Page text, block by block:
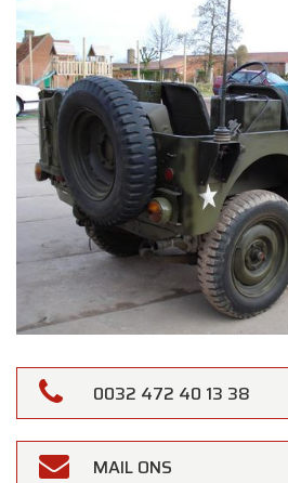
0032 472 40 13 38
MAIL ONS